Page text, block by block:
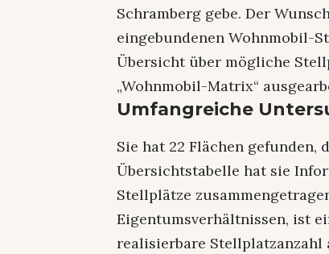
Schramberg gebe. Der
eingebundenen Wohnmobil-
Übersicht über mögliche
„Wohnmobil-Matrix“
Umfangreiche
Sie hat 22 Flächen
Übersichtstabelle hat sie
Stellplätze
Eigentumsverhältnissen, ist
realisierbare Stellplatzanzahl